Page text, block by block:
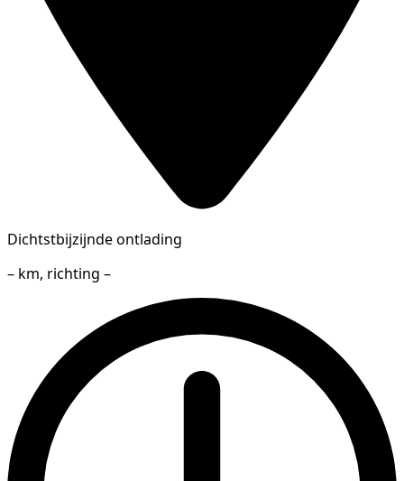
Dichtstbijzijnde ontlading
– km, richting –